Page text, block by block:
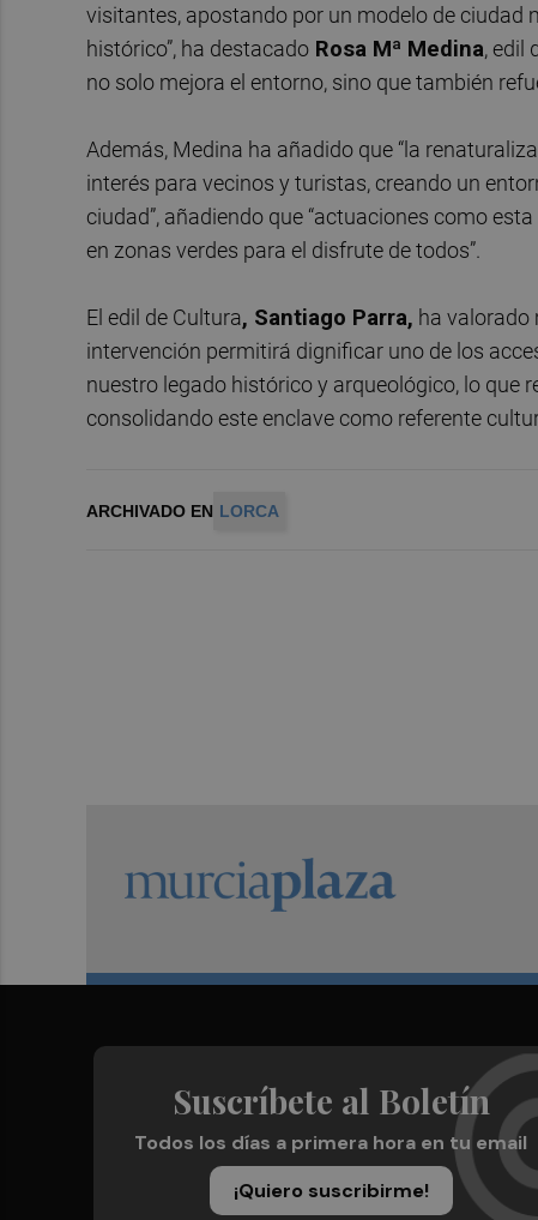
visitantes, apostando por un modelo de
histórico”, ha destacado Rosa Mª Medina, edil
no solo mejora el entorno, sino que también
Además, Medina ha añadido que “la
interés para vecinos y turistas, creando un
ciudad”, añadiendo que “actuaciones como
en zonas verdes para el disfrute de todos”.
El edil de Cultura, Santiago Parra, ha valorado
intervención permitirá dignificar uno de los
nuestro legado histórico y arqueológico, lo que
consolidando este enclave como referente
ARCHIVADO EN LORCA
Suscríbete al Boletín
Todos los días a primera hora en tu email
¡Quiero suscribirme!